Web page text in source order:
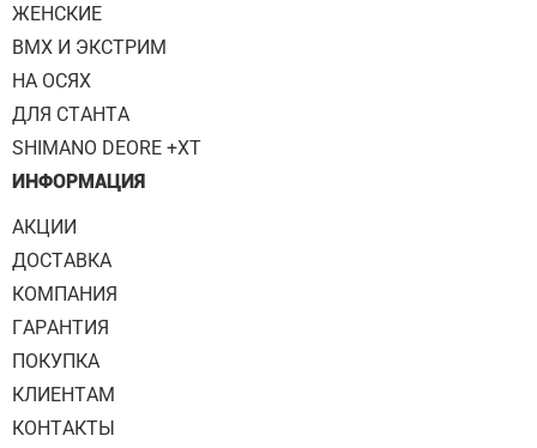
ЖЕНСКИЕ
BMX И ЭКСТРИМ
НА ОСЯХ
ДЛЯ СТАНТА
SHIMANO DEORE +XT
ИНФОРМАЦИЯ
АКЦИИ
ДОСТАВКА
КОМПАНИЯ
ГАРАНТИЯ
ПОКУПКА
КЛИЕНТАМ
КОНТАКТЫ